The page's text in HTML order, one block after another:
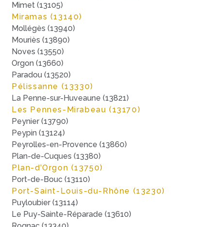
Mimet (13105)
Miramas (13140)
Mollégès (13940)
Mouriès (13890)
Noves (13550)
Orgon (13660)
Paradou (13520)
Pélissanne (13330)
La Penne-sur-Huveaune (13821)
Les Pennes-Mirabeau (13170)
Peynier (13790)
Peypin (13124)
Peyrolles-en-Provence (13860)
Plan-de-Cuques (13380)
Plan-d’Orgon (13750)
Port-de-Bouc (13110)
Port-Saint-Louis-du-Rhône (13230)
Puyloubier (13114)
Le Puy-Sainte-Réparade (13610)